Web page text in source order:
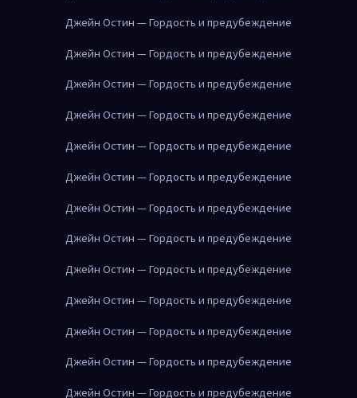
Джейн Остин — Гордость и предубеждение
Джейн Остин — Гордость и предубеждение
Джейн Остин — Гордость и предубеждение
Джейн Остин — Гордость и предубеждение
Джейн Остин — Гордость и предубеждение
Джейн Остин — Гордость и предубеждение
Джейн Остин — Гордость и предубеждение
Джейн Остин — Гордость и предубеждение
Джейн Остин — Гордость и предубеждение
Джейн Остин — Гордость и предубеждение
Джейн Остин — Гордость и предубеждение
Джейн Остин — Гордость и предубеждение
Джейн Остин — Гордость и предубеждение